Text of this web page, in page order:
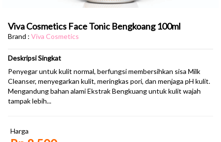
Viva Cosmetics Face Tonic Bengkoang 100ml
Brand : Viva Cosmetics
Deskripsi Singkat
Penyegar untuk kulit normal, berfungsi membersihkan sisa Milk
Cleanser, menyegarkan kulit, meringkas pori, dan menjaga pH kulit.
Mengandung bahan alami Ekstrak Bengkuang untuk kulit wajah
tampak lebih...
Harga